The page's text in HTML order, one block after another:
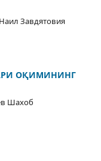
Завдятовия
ОҚИМИНИНГ
Шахоб